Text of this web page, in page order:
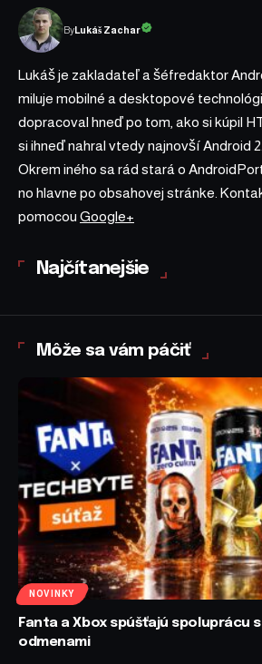
ByLukáš Zachar
Lukáš je zakladateľ a šéfredaktor
miluje mobilné a desktopové
dopracoval hneď po tom, ako si kúpil
si ihneď nahral vtedy najnovší Android
Okrem iného sa rád stará o
no hlavne po obsahovej stránke.
pomocou Google+
Najčítanejšie
Môže sa vám páčiť
NOVINKY
Fanta a Xbox spúšťajú spoluprácu
odmenami